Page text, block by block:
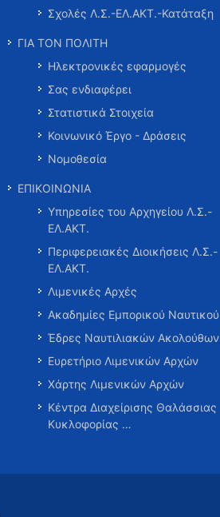
Σχολές Λ.Σ.-ΕΛ.ΑΚΤ.-Κατάταξη
ΓΙΑ ΤΟΝ ΠΟΛΙΤΗ
Ηλεκτρονικές εφαρμογές
Σας ενδιαφέρει
Στατιστικά Στοιχεία
Κοινωνικό Έργο - Δράσεις
Νομοθεσία
ΕΠΙΚΟΙΝΩΝΙΑ
Υπηρεσίες του Αρχηγείου Λ.Σ.-
ΕΛ.ΑΚΤ.
Περιφερειακές Διοικήσεις Λ.Σ.-
ΕΛ.ΑΚΤ.
Λιμενικές Αρχές
Ακαδημίες Εμπορικού Ναυτικού
Έδρες Ναυτιλιακών Ακολούθων
Ευρετήριο Λιμενικών Αρχών
Χάρτης Λιμενικών Αρχών
Κέντρα Διαχείρισης Θαλάσσιας
Κυκλοφορίας …